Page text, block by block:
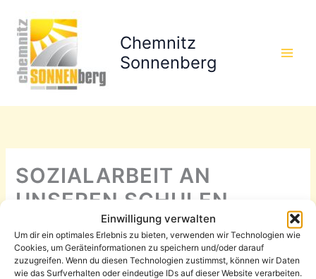
Einwilligung verwalten
Um dir ein optimales Erlebnis zu bieten, verwenden wir Technologien wie
Cookies, um Geräteinformationen zu speichern und/oder darauf
zuzugreifen. Wenn du diesen Technologien zustimmst, können wir Daten
wie das Surfverhalten oder eindeutige IDs auf dieser Website verarbeiten.
Inhalt
springen
Chemnitz
Sonnenberg
SOZIALARBEIT AN
UNSEREN SCHULEN
Ein großer und interessanter Artikel in der Tageszeitung
„Welt“ stelltSchulsozialarbeiter vom Sonnenbergvor. Mirko